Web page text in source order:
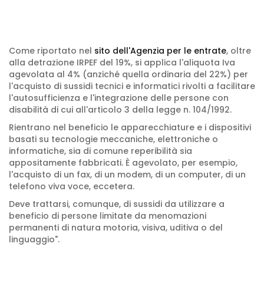
Come riportato nel sito dell'Agenzia per le entrate, oltre
alla detrazione IRPEF del 19%, si applica l'aliquota Iva
agevolata al 4% (anziché quella ordinaria del 22%) per
l'acquisto di sussidi tecnici e informatici rivolti a facilitare
l'autosufficienza e l'integrazione delle persone con
disabilità di cui all'articolo 3 della legge n. 104/1992.
Rientrano nel beneficio le apparecchiature e i dispositivi
basati su tecnologie meccaniche, elettroniche o
informatiche, sia di comune reperibilità sia
appositamente fabbricati. È agevolato, per esempio,
l'acquisto di un fax, di un modem, di un computer, di un
telefono viva voce, eccetera.
Deve trattarsi, comunque, di sussidi da utilizzare a
beneficio di persone limitate da menomazioni
permanenti di natura motoria, visiva, uditiva o del
linguaggio".